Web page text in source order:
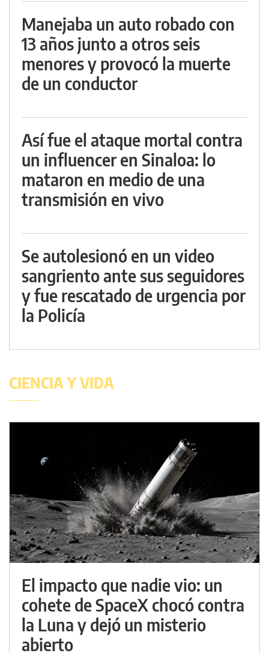
Manejaba un auto robado con
13 años junto a otros seis
menores y provocó la muerte
de un conductor
Así fue el ataque mortal contra
un influencer en Sinaloa: lo
mataron en medio de una
transmisión en vivo
Se autolesionó en un video
sangriento ante sus seguidores
y fue rescatado de urgencia por
la Policía
CIENCIA Y VIDA
El impacto que nadie vio: un
cohete de SpaceX chocó contra
la Luna y dejó un misterio
abierto